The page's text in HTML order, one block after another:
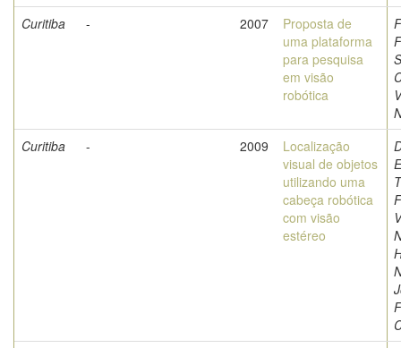
Curitiba
- 2007
Proposta de
uma plataforma
para pesquisa
em visão
robótica
Curitiba
- 2009
Localização
visual de objetos
utilizando uma
cabeça robótica
com visão
estéreo